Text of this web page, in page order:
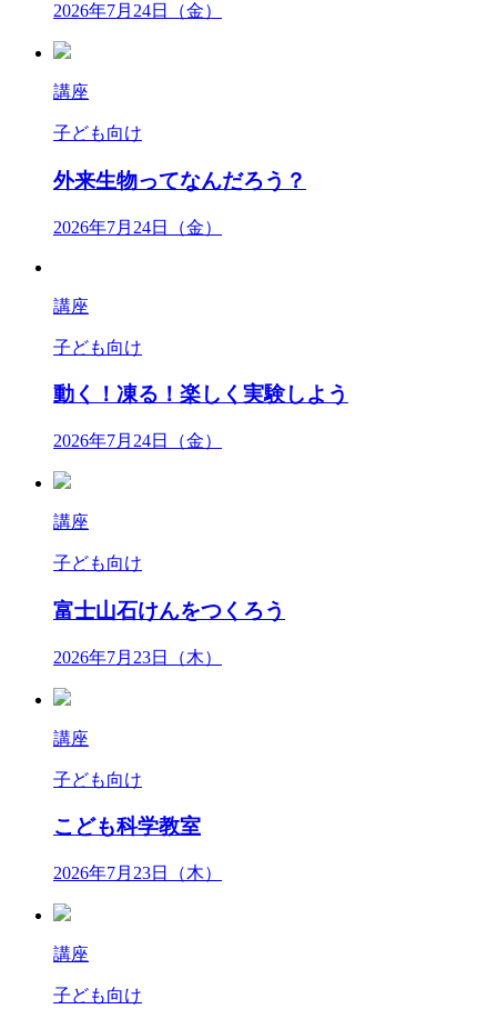
2026年7月24日（金）
講座
子ども向け
外来生物ってなんだろう？
2026年7月24日（金）
講座
子ども向け
動く！凍る！楽しく実験しよう
2026年7月24日（金）
講座
子ども向け
富士山石けんをつくろう
2026年7月23日（木）
講座
子ども向け
こども科学教室
2026年7月23日（木）
講座
子ども向け